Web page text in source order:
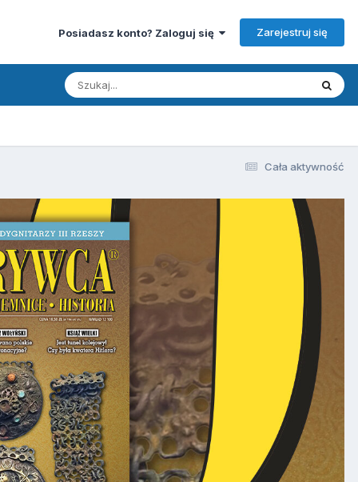
Posiadasz konto? Zaloguj się Zarejestruj się
Cała aktywność